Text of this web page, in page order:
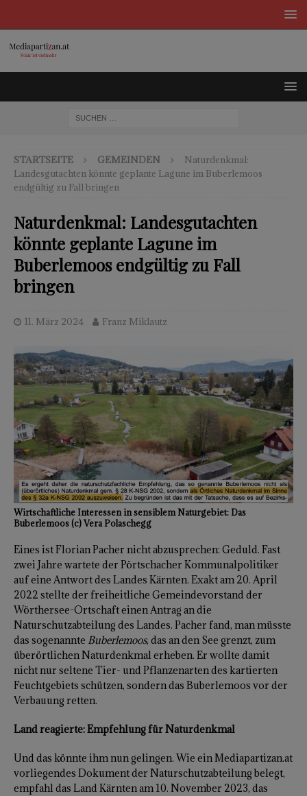
STARTSEITE GEMEINDEN
Naturdenkmal:
Landesgutachten könnte geplante Lagune im Buberlemoos
endgültig zu Fall bringen
Naturdenkmal: Landesgutachten
könnte geplante Lagune im
Buberlemoos endgültig zu Fall
bringen
11. März 2024 Franz Miklautz
Wirtschaftliche Interessen in sensiblem Naturgebiet: Das
Buberlemoos (c) Vera Polaschegg
Eines ist Florian Pacher nicht abzusprechen: Geduld. Fast
zwei Jahre wartete der Pörtschacher Kommunalpolitiker
auf eine Antwort des Landes Kärnten. Exakt am 20. April
2022 stellte der freiheitliche Gemeindevorstand der
Wörthersee-Ortschaft einen Antrag an die
Naturschutzabteilung des Landes. Pacher fand, man müsste
das sogenannte Buberlemoos, das an den See grenzt, zum
überörtlichen Naturdenkmal erheben. Er wollte damit
nicht nur seltene Tier- und Pflanzenarten des kartierten
Feuchtgebiets schützen, sondern das Buberlemoos vor der
Verbauung retten.
Land reagierte: Empfehlung für Naturdenkmal
Und das könnte ihm nun gelingen. Wie ein Mediapartizan.at
vorliegendes Dokument der Naturschutzabteilung belegt,
empfahl das Land Kärnten am 10. November 2023, das